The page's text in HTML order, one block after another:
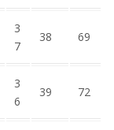
3
7
38 69
3
6
39 72